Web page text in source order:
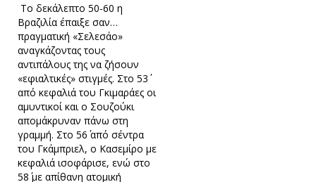
Το δεκάλεπτο 50-60 η
Βραζιλία έπαιξε σαν…
πραγματική «Σελεσάο»
αναγκάζοντας τους
αντιπάλους της να ζήσουν
«εφιαλτικές» στιγμές. Στο 53΄
από κεφαλιά του Γκιμαράες οι
αμυντικοί και ο Σουζούκι
απομάκρυναν πάνω στη
γραμμή. Στο 56΄ από σέντρα
του Γκάμπριελ, ο Κασεμίρο με
κεφαλιά ισοφάρισε, ενώ στο
58΄ με απίθανη ατομική